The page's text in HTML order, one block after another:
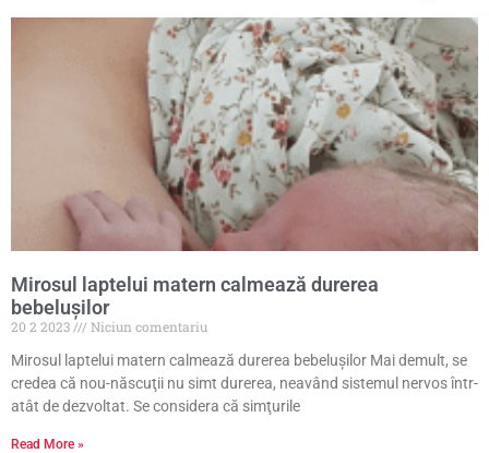
Mirosul laptelui matern calmează durerea
bebeluşilor
20 2 2023
Niciun comentariu
Mirosul laptelui matern calmează durerea bebeluşilor Mai demult, se
credea că nou-născuţii nu simt durerea, neavând sistemul nervos într-
atât de dezvoltat. Se considera că simţurile
Read More »